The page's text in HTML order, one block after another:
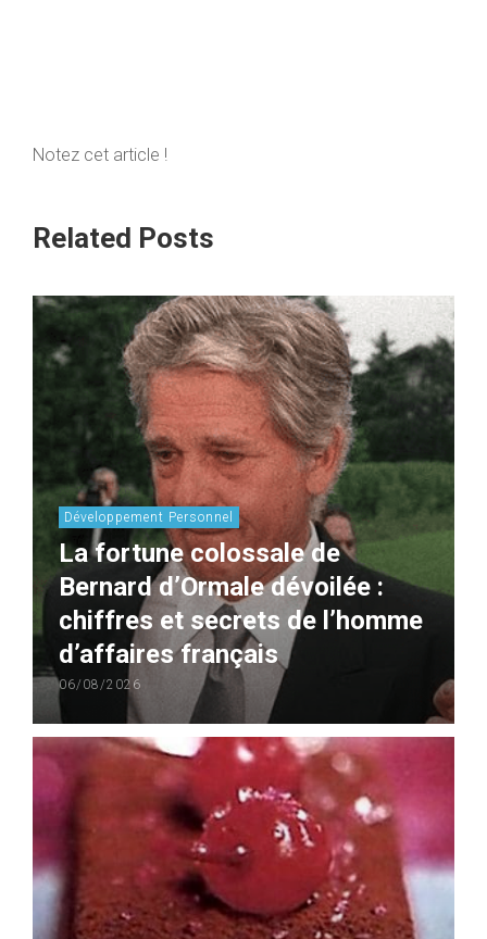
Notez cet article !
Related Posts
Développement Personnel
La fortune colossale de
Bernard d’Ormale dévoilée :
chiffres et secrets de l’homme
d’affaires français
06/08/2026